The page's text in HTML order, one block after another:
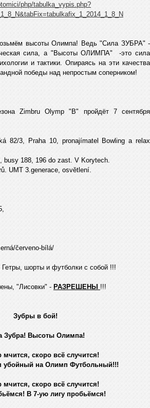
php/tabulka_vypis.php?
высоты Олимпа! Ведь "Сила ЗУБРА" -
сила, а "Высоты ОЛИМПА" -это сила
и тактики. Опираясь на эти качества
победы над непростым соперником!
Zimbru Оlymp "B" пройдёт 7 сентября
82/3, Praha 10, pronajímatel Bowling a relax
busy 188, 196 do zast. V Korytech.
UMT 3.generace, osvětlení.
červeno-bílá/
Гетры, шорты и футболки с собой !!!
"Лисовки" - РАЗРЕШЕНЫ !!!
Зубры в бой!
Зубра! Высоты Олимпа!
мчится, скоро всё случится!
убойный на Олимп Футбольный!!!
мчится, скоро всё случится!
В 7-ую лигу пробьёмся!